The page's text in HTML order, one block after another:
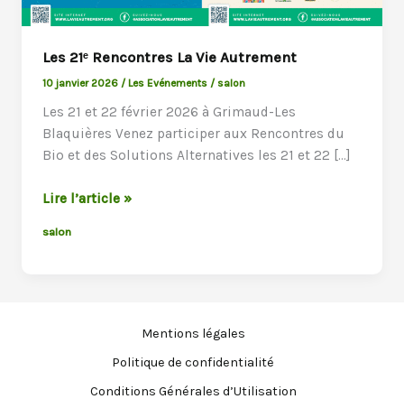
Les 21ᵉ Rencontres La Vie Autrement
10 janvier 2026 /Les Evénements /salon
Les 21 et 22 février 2026 à Grimaud-Les
Blaquières Venez participer aux Rencontres du
Bio et des Solutions Alternatives les 21 et 22 […]
Les
Rencontres
Lire l’article »
salon
Mentions légales
Politique de confidentialité
Conditions Générales d’Utilisation